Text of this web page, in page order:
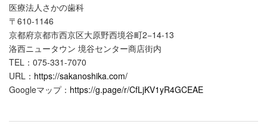
医療法人さかの歯科
〒610-1146
京都府京都市西京区大原野西境谷町2−14-13
洛西ニュータウン 境谷センター商店街内
TEL：075-331-7070
URL： https://sakanoshika.com/
Googleマップ： https://g.page/r/CfLjKV1yR4GCEAE